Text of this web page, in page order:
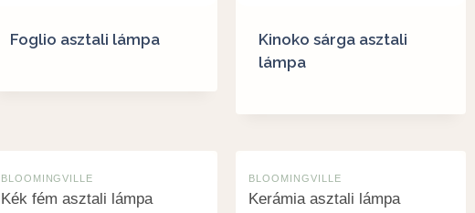
Foglio asztali lámpa
Kinoko sárga asztali
lámpa
BLOOMINGVILLE
Kék fém asztali lámpa
BLOOMINGVILLE
Kerámia asztali lámpa